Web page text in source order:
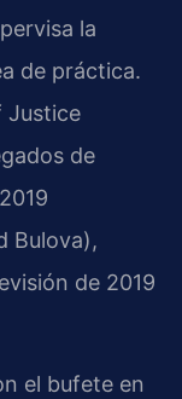
la
de práctica.
Justice
de
Bulova),
de 2019
el bufete en